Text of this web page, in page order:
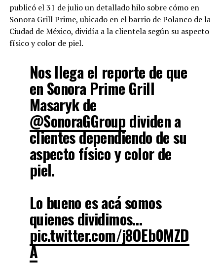
publicó el 31 de julio un detallado hilo sobre cómo en
Sonora Grill Prime, ubicado en el barrio de Polanco de la
Ciudad de México, dividía a la clientela según su aspecto
físico y color de piel.
Nos llega el reporte de que
en Sonora Prime Grill
Masaryk de
@SonoraGGroup dividen a
clientes dependiendo de su
aspecto físico y color de
piel.
Lo bueno es acá somos
quienes dividimos…
pic.twitter.com/j8OEb0MZD
A